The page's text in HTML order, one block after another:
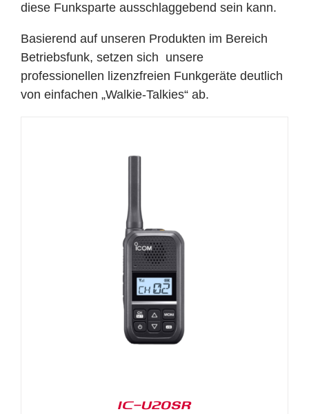
diese Funksparte ausschlaggebend sein kann.
Basierend auf unseren Produkten im Bereich
Betriebsfunk, setzen sich unsere
professionellen lizenzfreien Funkgeräte deutlich
von einfachen „Walkie-Talkies“ ab.
IC-U20SR